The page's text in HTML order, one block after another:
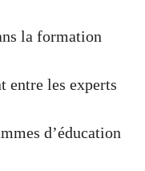
la formation
entre les experts
d’éducation